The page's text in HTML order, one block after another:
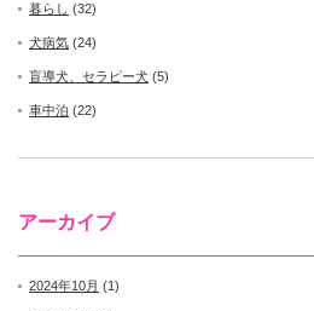
暮らし (32)
犬病気 (24)
盲導犬、セラピー犬 (5)
車中泊 (22)
アーカイブ
2024年10月 (1)